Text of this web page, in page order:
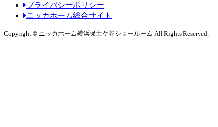
プライバシーポリシー
ニッカホーム総合サイト
Copyright © ニッカホーム横浜保土ケ谷ショールーム All Rights Reserved.